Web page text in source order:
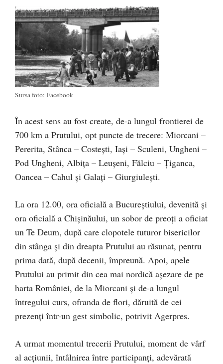
Sursa foto: Facebook
În acest sens au fost create, de-a lungul frontierei de
700 km a Prutului, opt puncte de trecere: Miorcani –
Pererita, Stânca – Costeşti, Iaşi – Sculeni, Ungheni –
Pod Ungheni, Albiţa – Leuşeni, Fălciu – Ţiganca,
Oancea – Cahul şi Galaţi – Giurgiuleşti.
La ora 12.00, ora oficială a Bucureştiului, devenită şi
ora oficială a Chişinăului, un sobor de preoţi a oficiat
un Te Deum, după care clopotele tuturor bisericilor
din stânga şi din dreapta Prutului au răsunat, pentru
prima dată, după decenii, împreună. Apoi, apele
Prutului au primit din cea mai nordică aşezare de pe
harta României, de la Miorcani şi de-a lungul
întregului curs, ofranda de flori, dăruită de cei
prezenţi într-un gest simbolic, potrivit Agerpres.
A urmat momentul trecerii Prutului, moment de vârf
al acţiunii, întâlnirea între participanţi, adevărată